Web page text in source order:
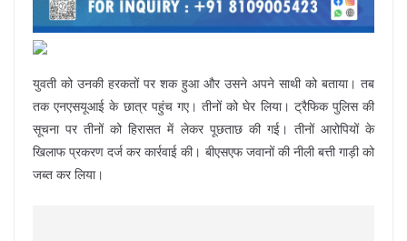
युवती को उनकी हरकतों पर शक हुआ और उसने अपने साथी को बताया। तब
तक एनएसयूआई के छात्र पहुंच गए। तीनों को घेर लिया। ट्रैफिक पुलिस की
सूचना पर तीनों को हिरासत में लेकर पूछताछ की गई। तीनों आरोपियों के
खिलाफ प्रकरण दर्ज कर कार्रवाई की। बीएसएफ जवानों की नीली बत्ती गाड़ी को
जब्त कर लिया।